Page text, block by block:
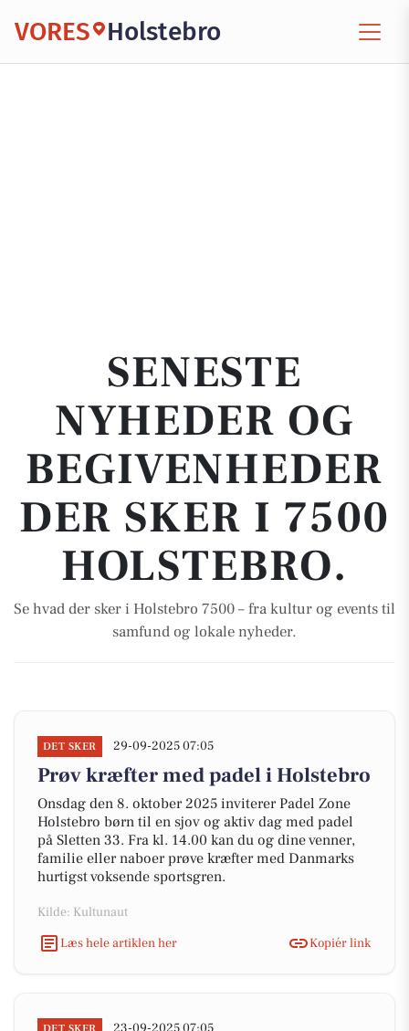
VORES Holstebro
SENESTE
NYHEDER OG
BEGIVENHEDER
DER SKER I 7500
HOLSTEBRO.
Se hvad der sker i Holstebro 7500 – fra kultur og events til
samfund og lokale nyheder.
DET SKER 29-09-2025 07:05
Prøv kræfter med padel i Holstebro
Onsdag den 8. oktober 2025 inviterer Padel Zone
Holstebro børn til en sjov og aktiv dag med padel
på Sletten 33. Fra kl. 14.00 kan du og dine venner,
familie eller naboer prøve kræfter med Danmarks
hurtigst voksende sportsgren.
Kilde: Kultunaut
Læs hele artiklen her
Kopiér link